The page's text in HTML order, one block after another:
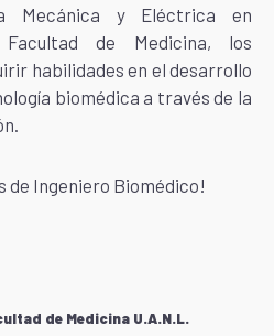
Mecánica y Eléctrica en
de Medicina, los
habilidades en el desarrollo
biomédica a través de la
de Ingeniero Biomédico!
de Medicina U.A.N.L.